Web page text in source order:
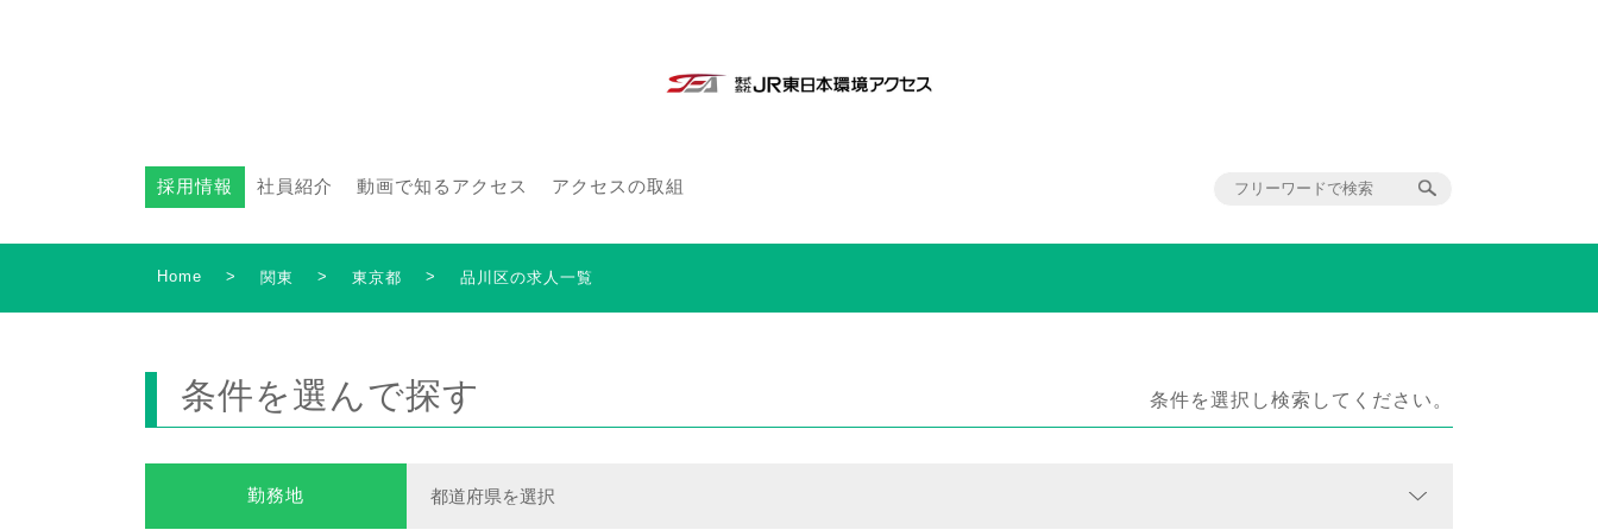
採用情報 社員紹介 動画で知るアクセス アクセスの取組
Home > 関東 > 東京都 > 品川区の求人一覧
条件を選んで探す 条件を選択し検索してください。
勤務地